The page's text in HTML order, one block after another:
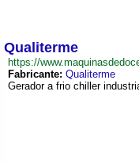
https://
Fabricante: Qualiterme
Gerador a frio chiller